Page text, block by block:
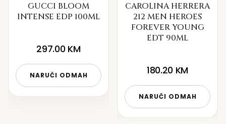
GUCCI BLOOM
INTENSE EDP 100ML
297.00 KM
NARUČI ODMAH
CAROLINA HERRERA
212 MEN HEROES
FOREVER YOUNG
EDT 90ML
180.20 KM
NARUČI ODMAH